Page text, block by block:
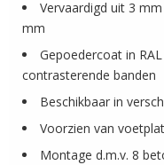
Vervaardigd uit 3
mm
Gepoedercoat in
contrasterende banden
Beschikbaar in
Voorzien van
Montage d.m.v. 8